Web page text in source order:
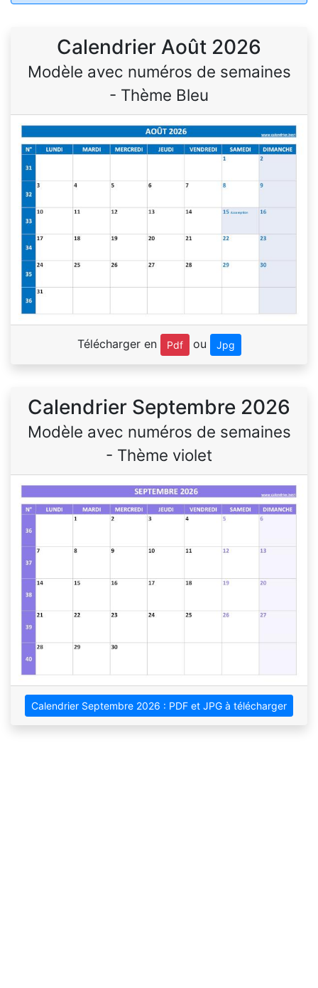
Calendrier Août 2026
Modèle avec numéros de semaines
- Thème Bleu
Télécharger en Pdf ou Jpg
Calendrier Septembre 2026
Modèle avec numéros de semaines
- Thème violet
Calendrier Septembre 2026 : PDF et JPG à télécharger